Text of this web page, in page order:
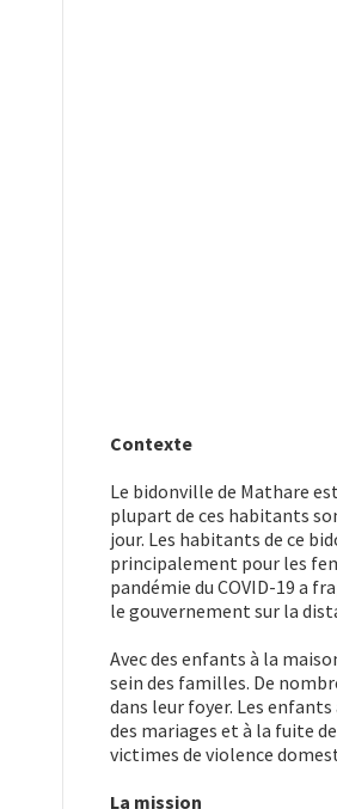
Contexte
Le bidonville de Mathare
plupart de ces habitants
jour. Les habitants de ce
principalement pour les
pandémie du COVID-19 a
le gouvernement sur la
Avec des enfants à la
sein des familles. De
dans leur foyer. Les
des mariages et à la fuite
victimes de violence
La mission